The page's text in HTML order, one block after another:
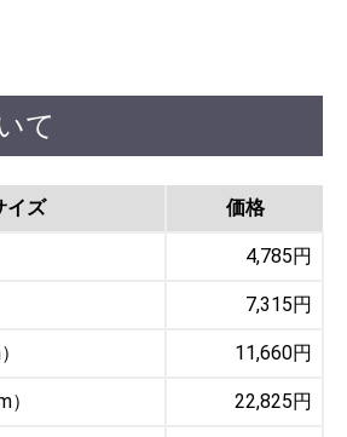
て
イズ 価格
4,785円
7,315円
11,660円
22,825円